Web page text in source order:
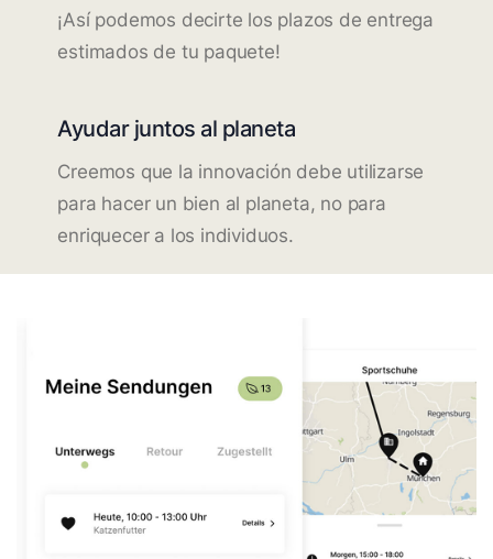
¡Así podemos decirte los plazos de entrega
estimados de tu paquete!
Ayudar juntos al planeta
Creemos que la innovación debe utilizarse
para hacer un bien al planeta, no para
enriquecer a los individuos.